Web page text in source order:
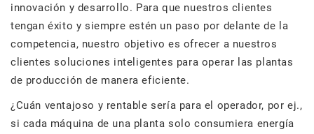
innovación y desarrollo. Para que nuestros clientes
tengan éxito y siempre estén un paso por delante de la
competencia, nuestro objetivo es ofrecer a nuestros
clientes soluciones inteligentes para operar las plantas
de producción de manera eficiente.
¿Cuán ventajoso y rentable sería para el operador, por ej.,
si cada máquina de una planta solo consumiera energía